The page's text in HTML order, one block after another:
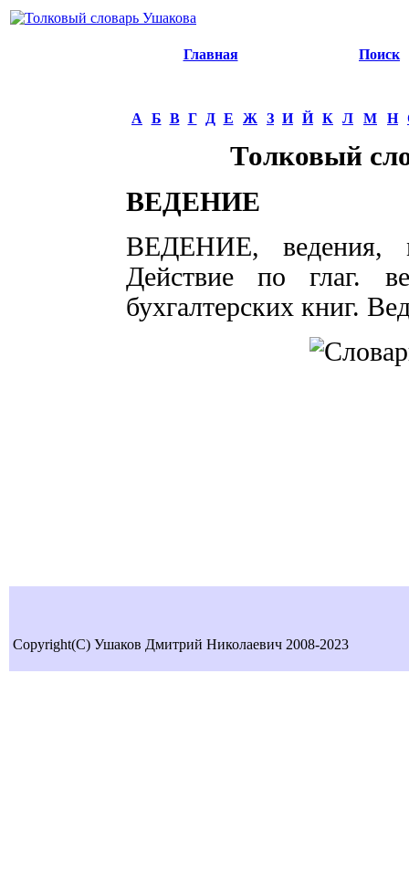
Главная Поиск
А Б В Г Д Е Ж З И Й К Л М Н
Толковый
ВЕДЕНИЕ
ВЕДЕНИЕ, ведения,
Действие по глаг.
бухгалтерских книг.
Copyright(C) Ушаков Дмитрий Николаевич 2008-2023